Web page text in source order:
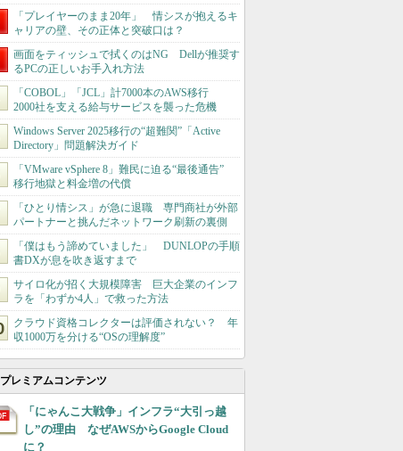
「プレイヤーのまま20年」 情シスが抱えるキ
ャリアの壁、その正体と突破口は？
画面をティッシュで拭くのはNG Dellが推奨す
るPCの正しいお手入れ方法
「COBOL」「JCL」計7000本のAWS移行
2000社を支える給与サービスを襲った危機
Windows Server 2025移行の“超難関”「Active
Directory」問題解決ガイド
「VMware vSphere 8」難民に迫る“最後通告”
移行地獄と料金増の代償
「ひとり情シス」が急に退職 専門商社が外部
パートナーと挑んだネットワーク刷新の裏側
「僕はもう諦めていました」 DUNLOPの手順
書DXが息を吹き返すまで
サイロ化が招く大規模障害 巨大企業のインフ
ラを「わずか4人」で救った方法
クラウド資格コレクターは評価されない？ 年
収1000万を分ける“OSの理解度”
プレミアムコンテンツ
「にゃんこ大戦争」インフラ“大引っ越
し”の理由 なぜAWSからGoogle Cloud
に？